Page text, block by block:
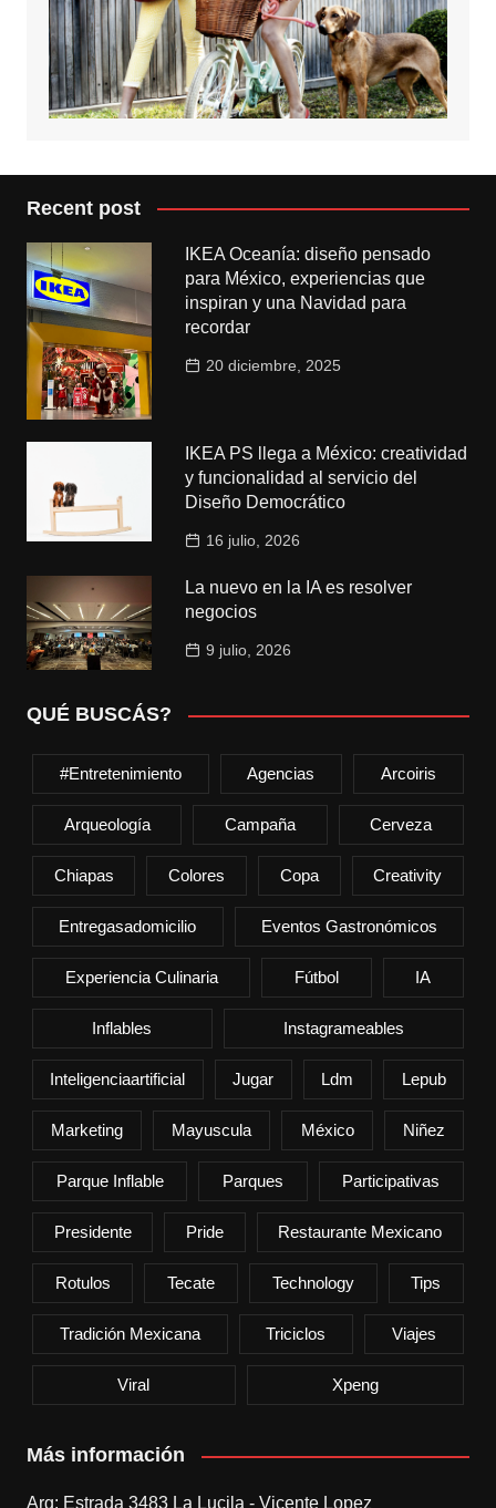
Recent post
IKEA Oceanía: diseño pensado
para México, experiencias que
inspiran y una Navidad para
recordar
20 diciembre, 2025
IKEA PS llega a México: creatividad
y funcionalidad al servicio del
Diseño Democrático
16 julio, 2026
La nuevo en la IA es resolver
negocios
9 julio, 2026
QUÉ BUSCÁS?
#entretenimiento Agencias Arcoiris
Arqueología Campaña Cerveza
Chiapas Colores Copa Creativity
Entregasadomicilio Eventos Gastronómicos
Experiencia Culinaria Fútbol IA
Inflables Instagrameables
Inteligenciaartificial Jugar Ldm Lepub
Marketing Mayuscula México Niñez
Parque Inflable Parques Participativas
Presidente Pride Restaurante Mexicano
Rotulos Tecate Technology Tips
Tradición Mexicana Triciclos Viajes
Viral Xpeng
Más información
Arg: Estrada 3483 La Lucila - Vicente Lopez